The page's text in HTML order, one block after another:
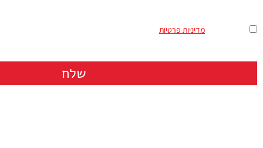
מדיניות פרטיות
שלח